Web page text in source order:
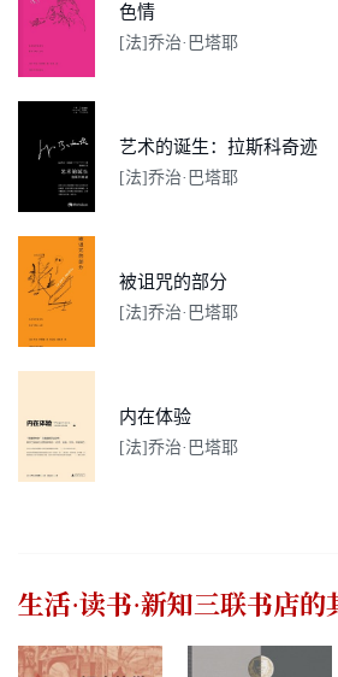
色情
[法]乔治·巴塔耶
艺术的诞生：拉斯科奇迹
[法]乔治·巴塔耶
被诅咒的部分
[法]乔治·巴塔耶
内在体验
[法]乔治·巴塔耶
生活·读书·新知三联书店的